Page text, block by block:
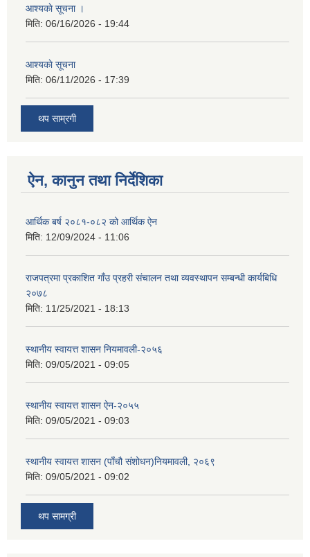
आश्यकाे सूचना ।
मिति: 06/16/2026 - 19:44
आश्यकाे सूचना
मिति: 06/11/2026 - 17:39
थप साम्रगी
ऐन, कानुन तथा निर्देशिका
आर्थिक बर्ष २०८१-०८२ को आर्थिक ऐन
मिति: 12/09/2024 - 11:06
राजपत्रमा प्रकाशित गाँउ प्रहरी संचालन तथा व्यवस्थापन सम्बन्धी कार्यबिधि
२०७८
मिति: 11/25/2021 - 18:13
स्थानीय स्वायत्त शासन नियमावली-२०५६
मिति: 09/05/2021 - 09:05
स्थानीय स्वायत्त शासन ए‍ेन-२०५५
मिति: 09/05/2021 - 09:03
स्थानीय स्वायत्त शासन (पाँचौ संशोधन)नियमावली, २०६९
मिति: 09/05/2021 - 09:02
थप सामग्री